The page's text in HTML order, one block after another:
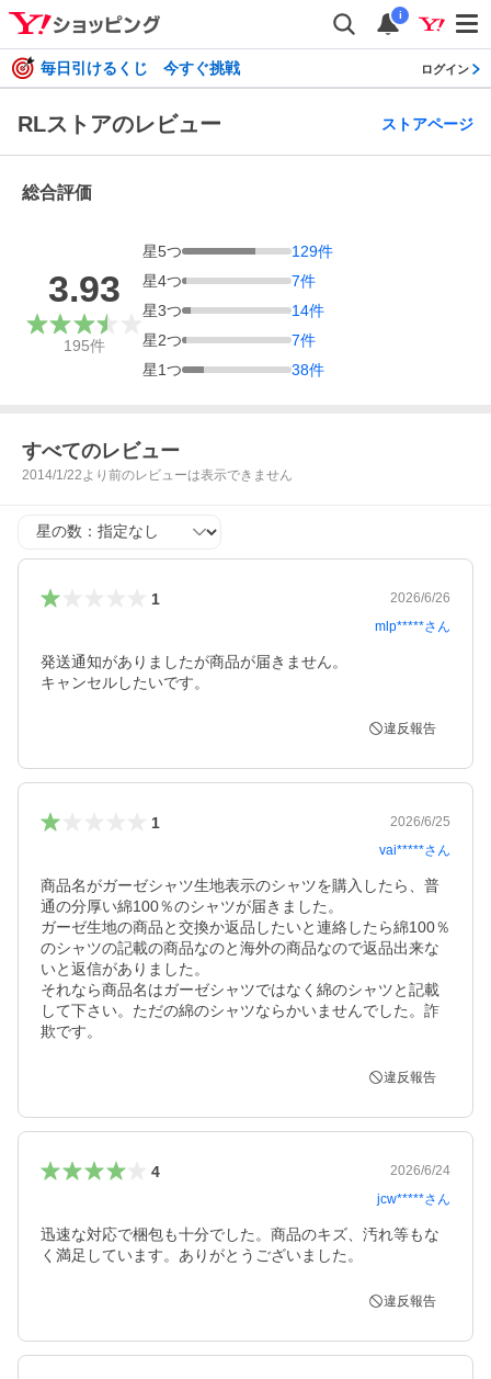
i
毎日引けるくじ 今すぐ挑戦 ログイン
RLストアのレビュー ストアページ
総合評価
3.93
195件
星5つ 129件
星4つ 7件
星3つ 14件
星2つ 7件
星1つ 38件
すべてのレビュー
2014/1/22より前のレビューは表示できません
星の数
1
2026/6/26
mlp*****さん
発送通知がありましたが商品が届きません。
キャンセルしたいです。
違反報告
1
2026/6/25
vai*****さん
商品名がガーゼシャツ生地表示のシャツを購入したら、普
通の分厚い綿100％のシャツが届きました。
ガーゼ生地の商品と交換か返品したいと連絡したら綿100％
のシャツの記載の商品なのと海外の商品なので返品出来な
いと返信がありました。
それなら商品名はガーゼシャツではなく綿のシャツと記載
して下さい。ただの綿のシャツならかいませんでした。詐
欺です。
違反報告
4
2026/6/24
jcw*****さん
迅速な対応で梱包も十分でした。商品のキズ、汚れ等もな
く満足しています。ありがとうございました。
違反報告